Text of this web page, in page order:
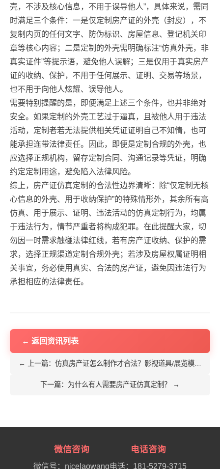
壳，不涉及核心信息，不用于误导他人”，具体来说，需同
时满足三个条件：一是仅定制房产证的外壳（封皮），不
复制内页的任何文字、防伪标识、房屋信息、登记机关印
章等核心内容；二是定制的外壳需明确标注“仿真外壳，非
真实证件”等提示语，避免他人误解；三是仅用于真实房产
证的收纳、保护，不用于任何展示、证明、交易等场景，
也不用于向他人炫耀、误导他人。
需要特别提醒的是，即便满足上述三个条件，也并非绝对
安全。如果定制的外壳工艺过于逼真，且被他人用于违法
活动，定制者若无法提供相关凭证证明自己不知情，也可
能承担连带法律责任。因此，即便是定制合规的外壳，也
应选择正规机构，留存定制合同、沟通记录等凭证，明确
约定定制用途，避免陷入法律风险。
综上，房产证仿真定制的合法性边界清晰：除“仅定制无核
心信息的外壳、用于收纳保护”的特殊情形外，其余所有高
仿真、用于展示、证明、违法活动的仿真定制行为，均属
于违法行为，情节严重者将构成犯罪。在此提醒大家，切
勿因一时需求触碰法律红线，若有房产证收纳、保护的需
求，选择正规渠道定制合规外壳；若涉及房屋权属证明相
关事宜，务必使用真实、合法的房产证，避免因违法行为
承担相应的法律责任。
← 返回资讯列表
下一篇：为什么有人需要房产证仿真定制？ →
微信咨询
微信号：nicelaowang
电话咨询
电话：181-5279-3715